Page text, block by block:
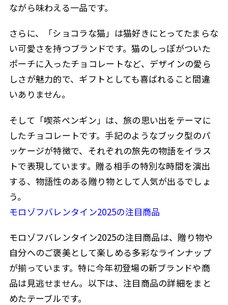
ながら味わえる一品です。
さらに、「ショコラな猫」は猫好きにとってたまらな
い可愛さを持つブランドです。猫のしっぽがついた
ポーチに入ったチョコレートなど、デザインの愛ら
しさが魅力的で、ギフトとしても喜ばれること間違
いありません。
そして「喫茶ペンギン」は、旅の思い出をテーマに
したチョコレートです。手記のようなブック型のパ
ッケージが特徴で、それぞれの旅先の物語をイラス
トで表現しています。贈る相手の特別な時間を演出
する、物語性のある贈り物として人気が出るでしょ
う。
モロゾフバレンタイン2025の注目商品
モロゾフバレンタイン2025の注目商品は、贈り物や
自分へのご褒美として楽しめる多彩なラインナップ
が揃っています。特に今年初登場の新ブランドや商
品は見逃せません。以下は、注目商品の詳細をまと
めたテーブルです。